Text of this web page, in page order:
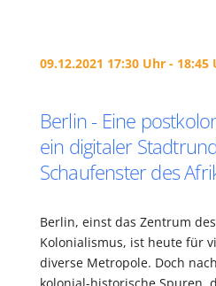
09.12.2021 17:30 Uhr - 18:45
Berlin - Eine
ein digitaler
Schaufenster des
Berlin, einst das Zentrum
Kolonialismus, ist heute für
diverse Metropole. Doch